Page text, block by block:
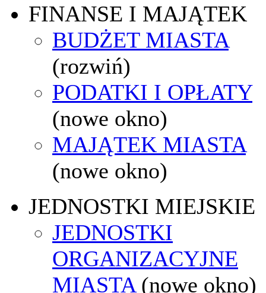
FINANSE I MAJĄTEK
BUDŻET MIASTA
(rozwiń)
PODATKI I OPŁATY
(nowe okno)
MAJĄTEK MIASTA
(nowe okno)
JEDNOSTKI MIEJSKIE
JEDNOSTKI
ORGANIZACYJNE
MIASTA (nowe okno)